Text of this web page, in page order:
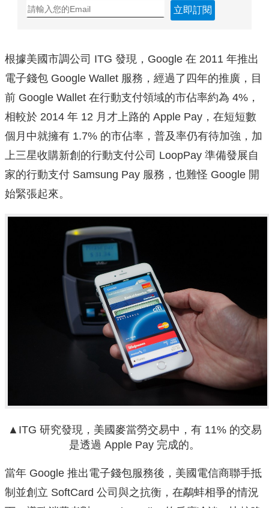
立即訂閱
根據美國市調公司 ITG 發現，Google 在 2011 年推出
電子錢包 Google Wallet 服務，經過了四年的推廣，目
前 Google Wallet 在行動支付領域的市佔率約為 4%，
相較於 2014 年 12 月才上路的 Apple Pay，在短短數
個月中就擁有 1.7% 的市佔率，普及率仍有待加強，加
上三星收購新創的行動支付公司 LoopPay 準備發展自
家的行動支付 Samsung Pay 服務，也難怪 Google 開
始緊張起來。
▲ITG 研究發現，美國麥當勞交易中，有 11% 的交易
是透過 Apple Pay 完成的。
當年 Google 推出電子錢包服務後，美國電信商聯手抵
制並創立 SoftCard 公司與之抗衡，在鷸蚌相爭的情況